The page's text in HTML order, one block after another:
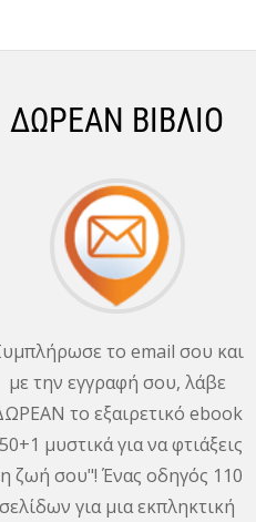
ΔΩΡΕΑΝ ΒΙΒΛΙΟ
το email σου και
με την εγγραφή σου, λάβε
το εξαιρετικό ebook
μυστικά για να φτιάξεις
ζωή σου"! Ένας οδηγός 110
σελίδων για μια εκπληκτική